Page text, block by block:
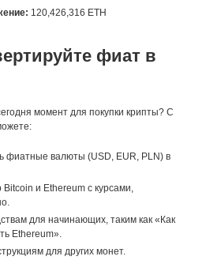
120,426,316 ETH
фиат в
момент для покупки крипты? С
фиатные валюты (USD, EUR, PLN) в
Bitcoin и Ethereum с курсами,
для начинающих, таким как «Как
Ethereum».
для других монет.